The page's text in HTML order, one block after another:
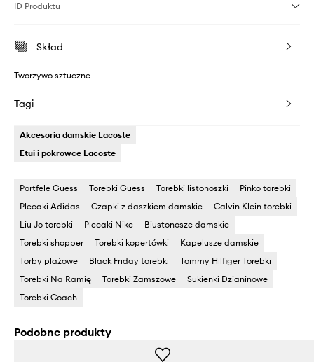
ID Produktu
Skład
Tworzywo sztuczne
Tagi
Akcesoria damskie Lacoste
Etui i pokrowce Lacoste
Portfele Guess Torebki Guess Torebki listonoszki
Pinko torebki
Plecaki Adidas
Czapki z daszkiem damskie
Calvin Klein torebki
Liu Jo torebki
Plecaki Nike
Biustonosze damskie
Torebki shopper
Torebki kopertówki
Kapelusze damskie
Torby plażowe
Black Friday torebki
Tommy Hilfiger Torebki
Torebki Na Ramię
Torebki Zamszowe
Sukienki Dzianinowe
Torebki Coach
Podobne produkty